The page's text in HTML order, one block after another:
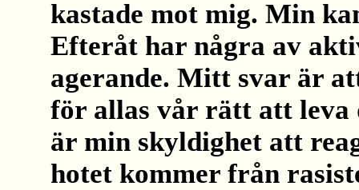
kastade mot mig. Min
Efteråt har några av
agerande. Mitt svar är
för allas vår rätt att leva
är min skyldighet att
hotet kommer från